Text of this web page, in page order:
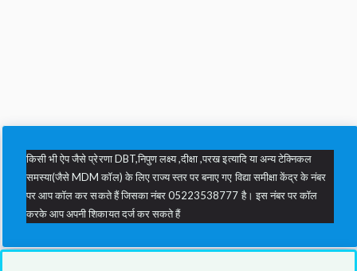
किसी भी ऐप जैसे प्रेरणा DBT,निपुण लक्ष्य ,दीक्षा ,परख इत्यादि या अन्य टेक्निकल
समस्या(जैसे MDM कॉल) के लिए राज्य स्तर पर बनाए गए विद्या समीक्षा केंद्र के नंबर
पर आप कॉल कर सकते हैं जिसका नंबर 05223538777 है। इस नंबर पर कॉल
करके आप अपनी शिकायत दर्ज कर सकते हैं